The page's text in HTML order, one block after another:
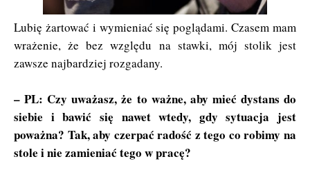
Lubię żartować i wymieniać się poglądami. Czasem mam
wrażenie, że bez względu na stawki, mój stolik jest
zawsze najbardziej rozgadany.
– PL: Czy uważasz, że to ważne, aby mieć dystans do
siebie i bawić się nawet wtedy, gdy sytuacja jest
poważna? Tak, aby czerpać radość z tego co robimy na
stole i nie zamieniać tego w pracę?